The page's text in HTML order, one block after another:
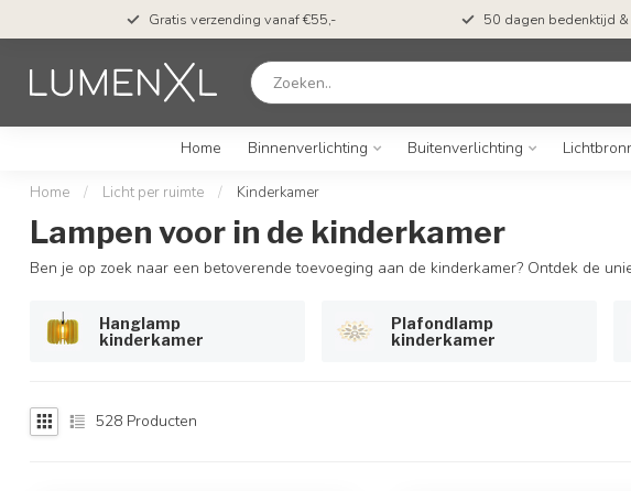
Gratis verzending vanaf €55,- 50 dagen bedenktijd
Home Binnenverlichting Buitenverlichting
Home / Licht per ruimte / Kinderkamer
Lampen voor in de kinderkamer
Ben je op zoek naar een betoverende toevoeging aan de kinderkamer? Ontdek de
Hanglamp
kinderkamer
Plafondlamp
kinderkamer
528 Producten